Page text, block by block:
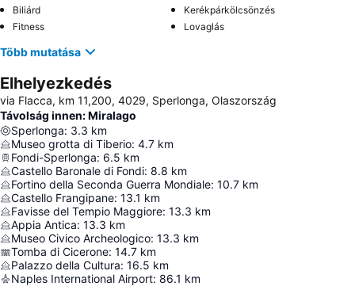
Biliárd
Kerékpárkölcsönzés
Fitness
Lovaglás
Több mutatása
Elhelyezkedés
via Flacca, km 11,200, 4029, Sperlonga, Olaszország
Távolság innen: Miralago
Sperlonga: 3.3 km
Museo grotta di Tiberio: 4.7 km
Fondi-Sperlonga: 6.5 km
Castello Baronale di Fondi: 8.8 km
Fortino della Seconda Guerra Mondiale: 10.7 km
Castello Frangipane: 13.1 km
Favisse del Tempio Maggiore: 13.3 km
Appia Antica: 13.3 km
Museo Civico Archeologico: 13.3 km
Tomba di Cicerone: 14.7 km
Palazzo della Cultura: 16.5 km
Naples International Airport: 86.1 km